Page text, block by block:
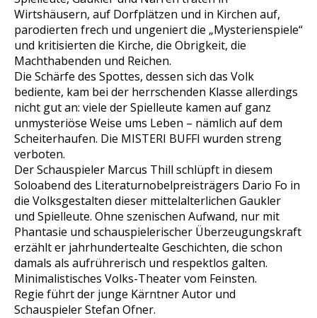
Wirtshäusern, auf Dorfplätzen und in Kirchen auf,
parodierten frech und ungeniert die „Mysterienspiele“
und kritisierten die Kirche, die Obrigkeit, die
Machthabenden und Reichen.
Die Schärfe des Spottes, dessen sich das Volk
bediente, kam bei der herrschenden Klasse allerdings
nicht gut an: viele der Spielleute kamen auf ganz
unmysteriöse Weise ums Leben – nämlich auf dem
Scheiterhaufen. Die MISTERI BUFFI wurden streng
verboten.
Der Schauspieler Marcus Thill schlüpft in diesem
Soloabend des Literaturnobelpreisträgers Dario Fo in
die Volksgestalten dieser mittelalterlichen Gaukler
und Spielleute. Ohne szenischen Aufwand, nur mit
Phantasie und schauspielerischer Überzeugungskraft
erzählt er jahrhundertealte Geschichten, die schon
damals als aufrührerisch und respektlos galten.
Minimalistisches Volks-Theater vom Feinsten.
Regie führt der junge Kärntner Autor und
Schauspieler Stefan Ofner.